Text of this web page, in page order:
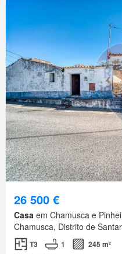
26 500 €
Casa em Chamusca e
Chamusca, Distrito de
T3 1
245 m²